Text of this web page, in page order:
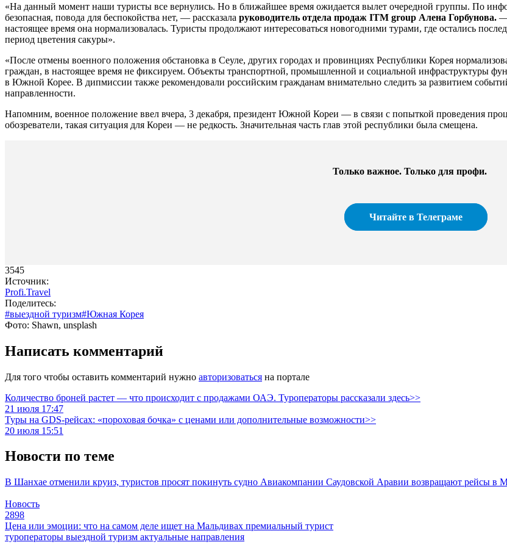
«На данный момент наши туристы все вернулись. Но в ближайшее время ожидается вылет очередной группы. По
безопасная, повода для беспокойства нет, — рассказала руководитель отдела продаж ITM group Алена Горбунова. —
настоящее время она нормализовалась. Туристы продолжают интересоваться новогодними турами, где остались
период цветения сакуры».
«После отмены военного положения обстановка в Сеуле, других городах и провинциях Республики Корея
граждан, в настоящее время не фиксируем. Объекты транспортной, промышленной и социальной инфраструктуры
в Южной Корее. В дипмиссии также рекомендовали российским гражданам внимательно следить за развитием
направленности.
Напомним, военное положение ввел вчера, 3 декабря, президент Южной Кореи — в связи с попыткой проведения
обозреватели, такая ситуация для Кореи — не редкость. Значительная часть глав этой республики была смещена.
Только важное. Только для профи.​
Читайте в Телеграме
3545
Источник:
Profi.Travel
Поделитесь:
#выездной туризм#Южная Корея
Фото: Shawn, unsplash
Написать комментарий
Для того чтобы оставить комментарий нужно авторизоваться на портале
Количество броней растет — что происходит с продажами ОАЭ. Туроператоры рассказали здесь>>
21 июля 17:47
Туры на GDS-рейсах: «пороховая бочка» с ценами или дополнительные возможности>>
20 июля 15:51
Новости по теме
В Шанхае отменили круиз, туристов просят покинуть судно Авиакомпании Саудовской Аравии возвращают рейсы в
Новость
2898
Цена или эмоции: что на самом деле ищет на Мальдивах премиальный турист
туроператоры выездной туризм актуальные направления